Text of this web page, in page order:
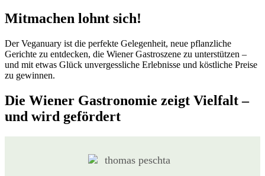
Mitmachen lohnt sich!
Der Veganuary ist die perfekte Gelegenheit, neue pflanzliche
Gerichte zu entdecken, die Wiener Gastroszene zu unterstützen –
und mit etwas Glück unvergessliche Erlebnisse und köstliche Preise
zu gewinnen.
Die Wiener Gastronomie zeigt Vielfalt –
und wird gefördert